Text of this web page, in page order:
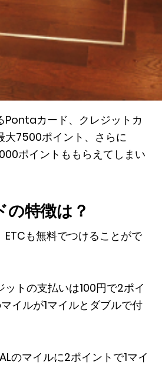
Pontaカード、クレジットカ
大7500ポイント、さらに
ポイントももらえてしまい
特徴は？
ETCも無料でつけることがで
ットの支払いは100円で2ポイ
イルが1マイルとダブルで付
のマイルに2ポイントで1マイ